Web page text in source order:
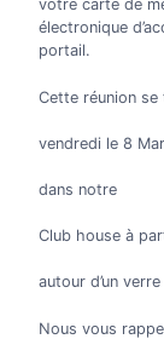
votre carte de
électronique
portail.
Cette réunion se
vendredi le 8
dans notre
Club house à
autour d’un verre
Nous vous